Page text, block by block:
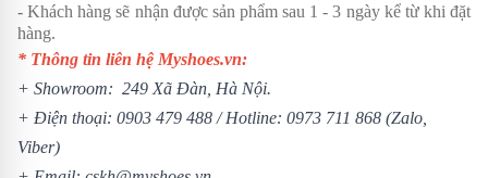
- Khách hàng sẽ nhận được sản phẩm sau 1 - 3 ngày kể từ khi đặt
hàng.
* Thông tin liên hệ Myshoes.vn:
+ Showroom: 249 Xã Đàn, Hà Nội.
+ Điện thoại: 0903 479 488 / Hotline: 0973 711 868 (Zalo,
Viber)